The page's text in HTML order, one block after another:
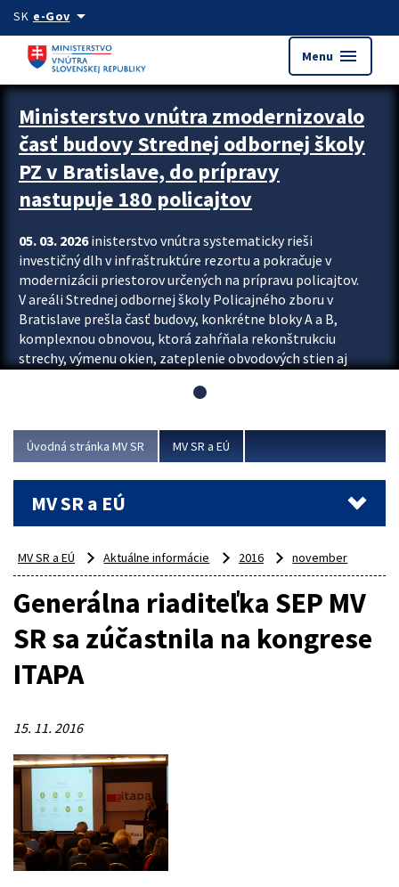
Preskocit na hlavný obsah
SK e-Govarrow_drop_down
Menu menu
Ministerstvo vnútra zmodernizovalo
časť budovy Strednej odbornej školy
PZ v Bratislave, do prípravy
nastupuje 180 policajtov
05. 03. 2026inisterstvo vnútra systematicky rieši
investičný dlh v infraštruktúre rezortu a pokračuje v
modernizácii priestorov určených na prípravu policajtov.
V areáli Strednej odbornej školy Policajného zboru v
Bratislave prešla časť budovy, konkrétne bloky A a B,
komplexnou obnovou, ktorá zahŕňala rekonštrukciu
strechy, výmenu okien, zateplenie obvodových stien aj
aj interiéru, kde vznikli nové učebne a moderné
Viac
Úvodná stránka MV SR MV SR a EÚ
MV SR a EÚ
MV SR a EÚ Aktuálne informácie 2016 november
Generálna riaditeľka SEP MV
SR sa zúčastnila na kongrese
ITAPA
15. 11. 2016